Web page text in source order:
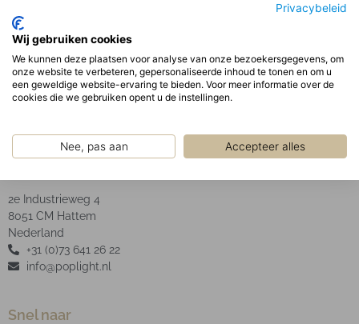
Privacybeleid
Wij gebruiken cookies
We kunnen deze plaatsen voor analyse van onze bezoekersgegevens, om
onze website te verbeteren, gepersonaliseerde inhoud te tonen en om u
een geweldige website-ervaring te bieden. Voor meer informatie over de
cookies die we gebruiken opent u de instellingen.
Nee, pas aan Accepteer alles
Optisch:
Opaal PMMA afscherming.
POP Light B.V.
2e Industrieweg 4
8051 CM Hattem
Nederland
+31 (0)73 641 26 22
info@poplight.nl
Snel naar